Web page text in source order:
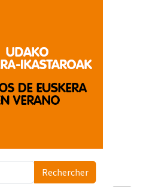
Rechercher